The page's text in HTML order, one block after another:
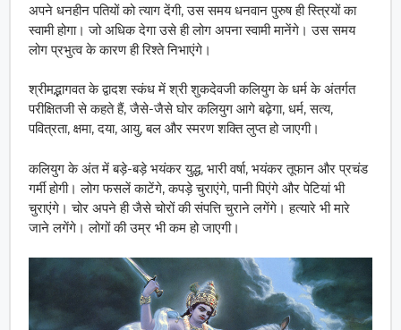
अपने धनहीन पतियों को त्याग देंगी, उस समय धनवान पुरुष ही स्त्रियों का
स्वामी होगा। जो अधिक देगा उसे ही लोग अपना स्वामी मानेंगे। उस समय
लोग प्रभुत्व के कारण ही रिश्ते निभाएंगे।
श्रीमद्भागवत के द्वादश स्कंध में श्री शुकदेवजी कलियुग के धर्म के अंतर्गत
परीक्षितजी से कहते हैं, जैसे-जैसे घोर कलियुग आगे बढ़ेगा, धर्म, सत्य,
पवित्रता, क्षमा, दया, आयु, बल और स्मरण शक्ति लुप्त हो जाएगी।
कलियुग के अंत में बड़े-बड़े भयंकर युद्ध, भारी वर्षा, भयंकर तूफान और प्रचंड
गर्मी होगी। लोग फसलें काटेंगे, कपड़े चुराएंगे, पानी पिएंगे और पेटियां भी
चुराएंगे। चोर अपने ही जैसे चोरों की संपत्ति चुराने लगेंगे। हत्यारे भी मारे
जाने लगेंगे। लोगों की उम्र भी कम हो जाएगी।